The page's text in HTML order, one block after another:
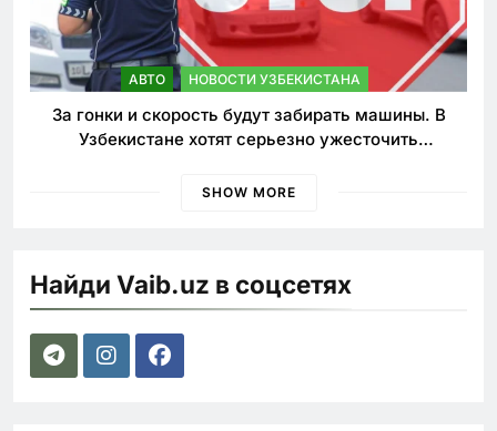
АВТО НОВОСТИ УЗБЕКИСТАНА
За гонки и скорость будут забирать машины. В
Узбекистане хотят серьезно ужесточить
SHOW MORE
Найди Vaib.uz в соцсетях